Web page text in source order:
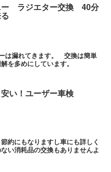
ー ラジエター交換 40分
漏れてきます。 交換は簡単
を多めにしています。
い！ユーザー車検
約にもなりますし車にも詳しく
い消耗品の交換もありませんよ